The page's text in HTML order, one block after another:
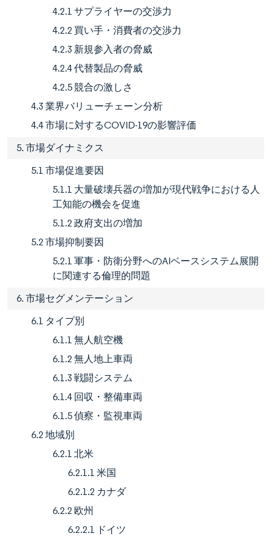
4.2.1 サプライヤーの交渉力
4.2.2 買い手・消費者の交渉力
4.2.3 新規参入者の脅威
4.2.4 代替製品の脅威
4.2.5 競合の激しさ
4.3 業界バリューチェーン分析
4.4 市場に対するCOVID-19の影響評価
5. 市場ダイナミクス
5.1 市場促進要因
5.1.1 大量破壊兵器の増加が現代戦争における人
工知能の機会を促進
5.1.2 政府支出の増加
5.2 市場抑制要因
5.2.1 軍事・防衛分野へのAIベースシステム展開
に関連する倫理的問題
6. 市場セグメンテーション
6.1 タイプ別
6.1.1 無人航空機
6.1.2 無人地上車両
6.1.3 戦闘システム
6.1.4 回収・整備車両
6.1.5 偵察・監視車両
6.2 地域別
6.2.1 北米
6.2.1.1 米国
6.2.1.2 カナダ
6.2.2 欧州
6.2.2.1 ドイツ